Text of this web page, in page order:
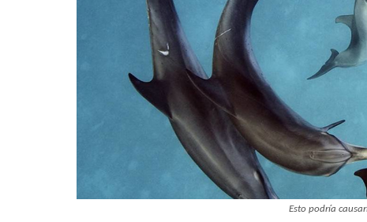
Esto podría